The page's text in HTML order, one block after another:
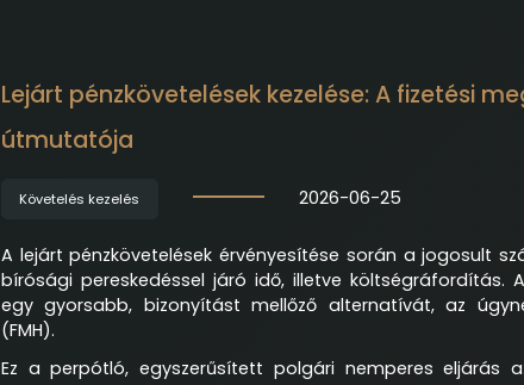
Lejárt pénzkövetelések kezelése: A fizetési
útmutatója
Követelés kezelés 2026-06-25
A lejárt pénzkövetelések érvényesítése során a jogosult
bírósági pereskedéssel járó idő, illetve költségráfordítás.
egy gyorsabb, bizonyítást mellőző alternatívát, az
(FMH).
Ez a perpótló, egyszerűsített polgári nemperes eljárás